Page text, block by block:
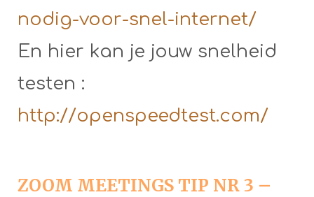
nodig-voor-snel-internet/
En hier kan je jouw snelheid
testen :
http://openspeedtest.com/
ZOOM MEETINGS TIP NR 3 –